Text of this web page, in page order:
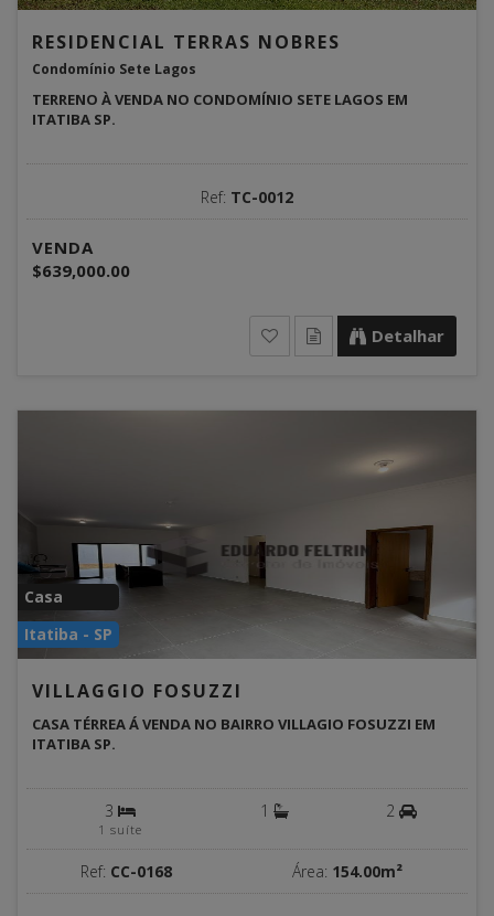
RESIDENCIAL TERRAS NOBRES
Condomínio Sete Lagos
TERRENO À VENDA NO CONDOMÍNIO SETE LAGOS EM
ITATIBA SP.
Ref: TC-0012
VENDA
$639,000.00
Detalhar
Casa
Itatiba - SP
VILLAGGIO FOSUZZI
CASA TÉRREA Á VENDA NO BAIRRO VILLAGIO FOSUZZI EM
ITATIBA SP.
3
1 suíte
1 2
Ref: CC-0168 Área: 154.00m²